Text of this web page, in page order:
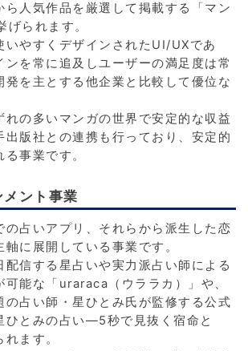
ら人気作品を厳選して掲載する「マン
げられます。
いやすくデザインされたUI/UXであ
ンを常に追及しユーザーの満足度は常
発を主とする他企業と比較して優位な
れの多いマンガの世界で安定的な収益
出版社との連携も行っており、安定的
事業です。
ント事業
の占いアプリ、それらから派生した恋
に展開している事業です。
配信する星占いや実力派占い師による
可能な「uraraca（ウララカ）」や、
の占い師・星ひとみ氏が監修する公式
ひとみの占い―5秒で見抜く宿命と
ます。